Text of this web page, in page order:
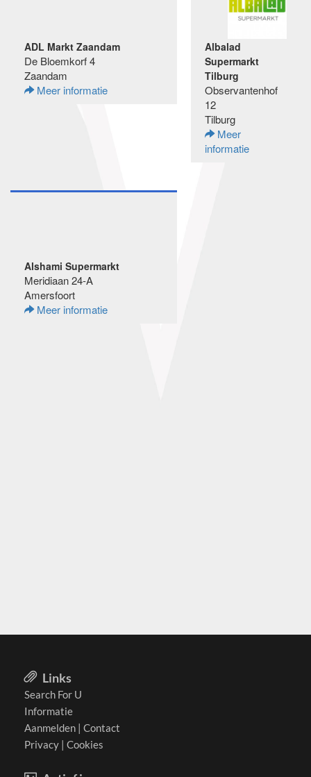
ADL Markt Zaandam
De Bloemkorf 4
Zaandam
Meer informatie
Albalad
Supermarkt
Tilburg
Observantenhof
12
Tilburg
Meer
informatie
Alshami Supermarkt
Meridiaan 24-A
Amersfoort
Meer informatie
Links
Search For U
Informatie
Aanmelden | Contact
Privacy | Cookies